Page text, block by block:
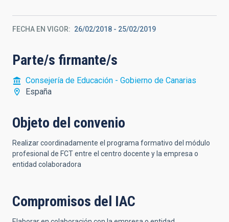
FECHA EN VIGOR 26/02/2018 - 25/02/2019
Parte/s firmante/s
Consejería de Educación - Gobierno de Canarias
España
Objeto del convenio
Realizar coordinadamente el programa formativo del módulo
profesional de FCT entre el centro docente y la empresa o
entidad colaboradora
Compromisos del IAC